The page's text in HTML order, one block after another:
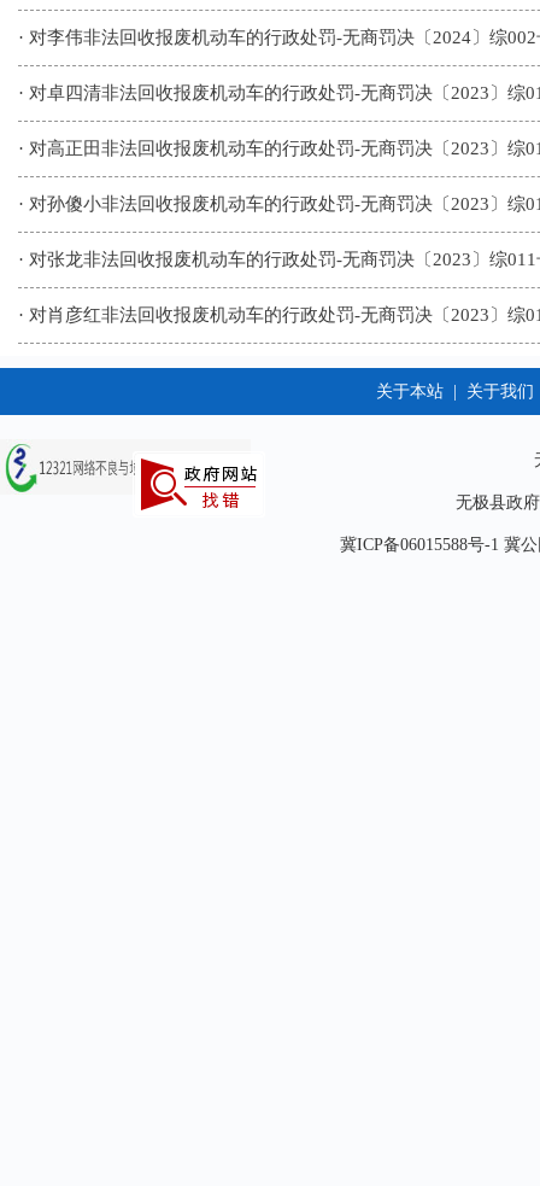
· 对李伟非法回收报废机动车的行政处罚-无商罚决〔2024〕综002
· 对卓四清非法回收报废机动车的行政处罚-无商罚决〔2023〕综
· 对高正田非法回收报废机动车的行政处罚-无商罚决〔2023〕综
· 对孙傻小非法回收报废机动车的行政处罚-无商罚决〔2023〕综
· 对张龙非法回收报废机动车的行政处罚-无商罚决〔2023〕综011
· 对肖彦红非法回收报废机动车的行政处罚-无商罚决〔2023〕综